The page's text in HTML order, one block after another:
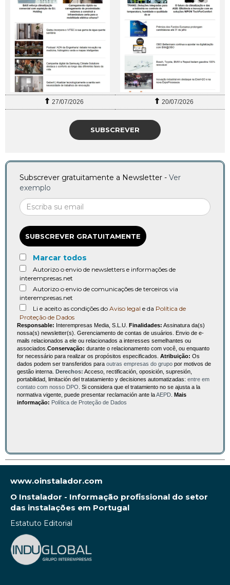
27/07/2026 20/07/2026
SUBSCREVER
Subscrever gratuitamente a Newsletter - Ver
exemplo
SUBSCREVER GRATUITAMENTE
Marcar todos
Autorizo o envio de newsletters e informações de
interempresas.net
Autorizo o envio de comunicações de terceiros via
interempresas.net
Li e aceito as condições do Aviso legal e da Política de
Proteção de Dados
Responsable: Interempresas Media, S.L.U. Finalidades: Assinatura da(s)
nossa(s) newsletter(s). Gerenciamento de contas de usuários. Envio de e-
mails relacionados a ele ou relacionados a interesses semelhantes ou
associados. Conservação: durante o relacionamento com você, ou enquanto
for necessário para realizar os propósitos especificados. Atribuição: Os
dados podem ser transferidos para outras empresas do grupo por motivos de
gestão interna. Derechos: Acceso, rectificación, oposición, supresión,
portabilidad, limitación del tratatamiento y decisiones automatizadas: entre em
contato com nosso DPO . Si considera que el tratamiento no se ajusta a la
normativa vigente, puede presentar reclamación ante laAEPD Mais
informação: Política de Proteção de Dados
www.oinstalador.com
O Instalador - Informação profissional do setor
das instalações em Portugal
Estatuto Editorial